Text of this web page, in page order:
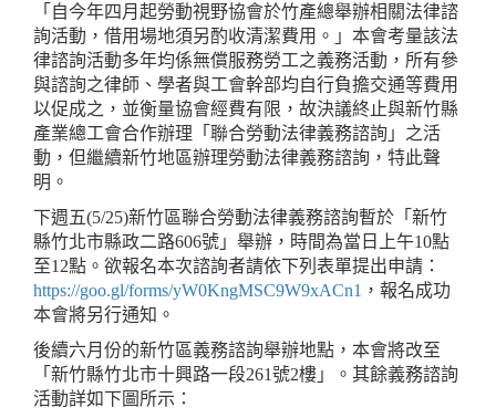
「自今年四月起勞動視野協會於竹產總舉辦相關法律諮
詢活動，借用場地須另酌收清潔費用。」本會考量該法
律諮詢活動多年均係無償服務勞工之義務活動，所有參
與諮詢之律師、學者與工會幹部均自行負擔交通等費用
以促成之，並衡量協會經費有限，故決議終止與新竹縣
產業總工會合作辦理「聯合勞動法律義務諮詢」之活
動，但繼續新竹地區辦理勞動法律義務諮詢，特此聲
明。
下週五(5/25)新竹區聯合勞動法律義務諮詢暫於「新竹
縣竹北市縣政二路606號」舉辦，時間為當日上午10點
至12點。欲報名本次諮詢者請依下列表單提出申請：
https://goo.gl/forms/yW0KngMSC9W9xACn1 ，報名成功
本會將另行通知。
後續六月份的新竹區義務諮詢舉辦地點，本會將改至
「新竹縣竹北市十興路一段261號2樓」。其餘義務諮詢
活動詳如下圖所示：